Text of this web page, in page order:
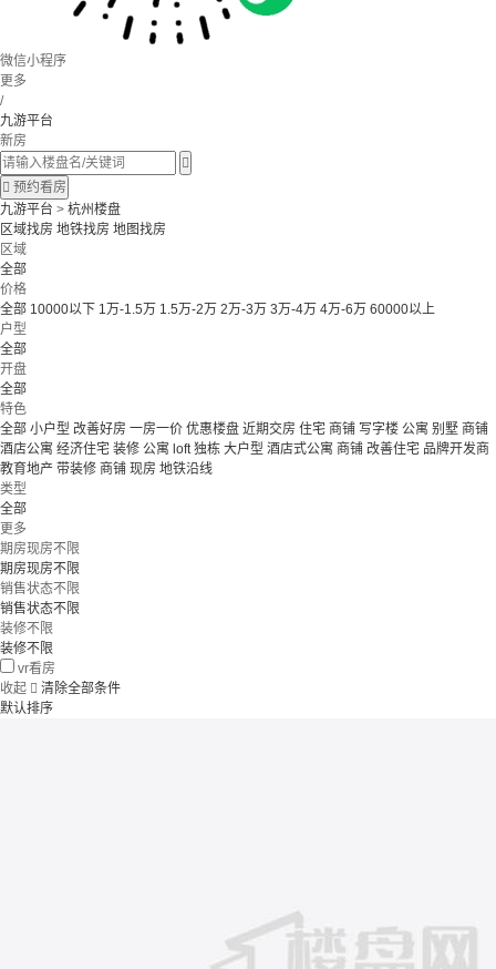
微信小程序
更多
/
九游平台
新房

 预约看房
九游平台 > 杭州楼盘
区域找房 地铁找房 地图找房
区域
全部
价格
全部 10000以下 1万-1.5万 1.5万-2万 2万-3万 3万-4万 4万-6万 60000以上
户型
全部
开盘
全部
特色
全部 小户型 改善好房 一房一价 优惠楼盘 近期交房 住宅 商铺 写字楼 公寓 别墅 商铺
酒店公寓 经济住宅 装修 公寓 loft独栋 大户型 酒店式公寓 商铺 改善住宅 品牌开发商
教育地产 带装修 商铺 现房 地铁沿线
类型
全部
更多
期房现房不限
期房现房不限
销售状态不限
销售状态不限
装修不限
装修不限
vr看房
收起  清除全部条件
默认排序